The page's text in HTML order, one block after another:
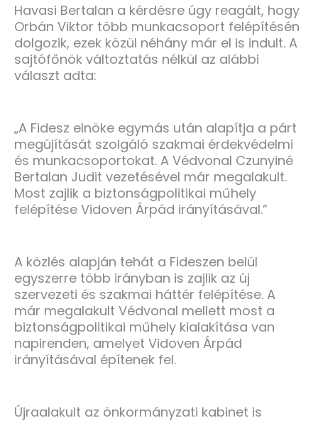
Havasi Bertalan a kérdésre úgy reagált, hogy
Orbán Viktor több munkacsoport felépítésén
dolgozik, ezek közül néhány már el is indult. A
sajtófőnök változtatás nélkül az alábbi
választ adta:
„A Fidesz elnöke egymás után alapítja a párt
megújítását szolgáló szakmai érdekvédelmi
és munkacsoportokat. A Védvonal Czunyiné
Bertalan Judit vezetésével már megalakult.
Most zajlik a biztonságpolitikai műhely
felépítése Vidoven Árpád irányításával.”
A közlés alapján tehát a Fideszen belül
egyszerre több irányban is zajlik az új
szervezeti és szakmai háttér felépítése. A
már megalakult Védvonal mellett most a
biztonságpolitikai műhely kialakítása van
napirenden, amelyet Vidoven Árpád
irányításával építenek fel.
Újraalakult az önkormányzati kabinet is